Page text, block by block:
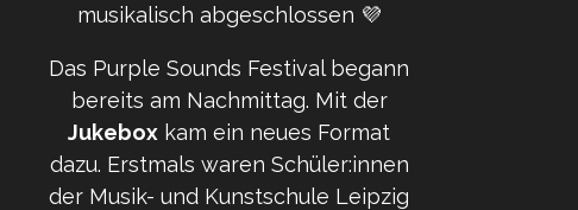
musikalisch abgeschlossen 💜
Das Purple Sounds Festival begann
bereits am Nachmittag. Mit der
Jukebox kam ein neues Format
dazu. Erstmals waren Schüler:innen
der Musik- und Kunstschule Leipzig